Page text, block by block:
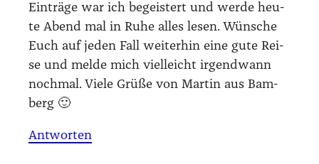
Ein­trä­ge war ich begeis­tert und wer­de heu­
te Abend mal in Ruhe alles lesen. Wün­sche
Euch auf jeden Fall wei­ter­hin eine gute Rei­
se und mel­de mich viel­leicht irgend­wann
noch­mal. Vie­le Grü­ße von Mar­tin aus Bam­
berg 🙂
Antworten